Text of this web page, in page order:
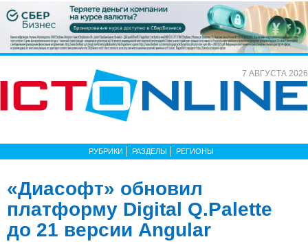
7 АВГУСТА 2026
РУБРИКИ РАЗДЕЛЫ РЕГИОНЫ
«Диасофт» обновил
платформу Digital Q.Palette
до 21 версии Angular